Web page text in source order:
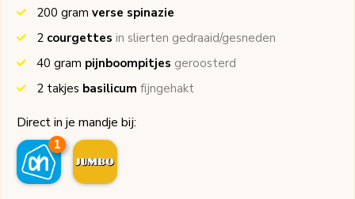
200 gram verse spinazie
2 courgettes in slierten gedraaid/gesneden
40 gram pijnboompitjes geroosterd
2 takjes basilicum fijngehakt
Direct in je mandje bij:
1